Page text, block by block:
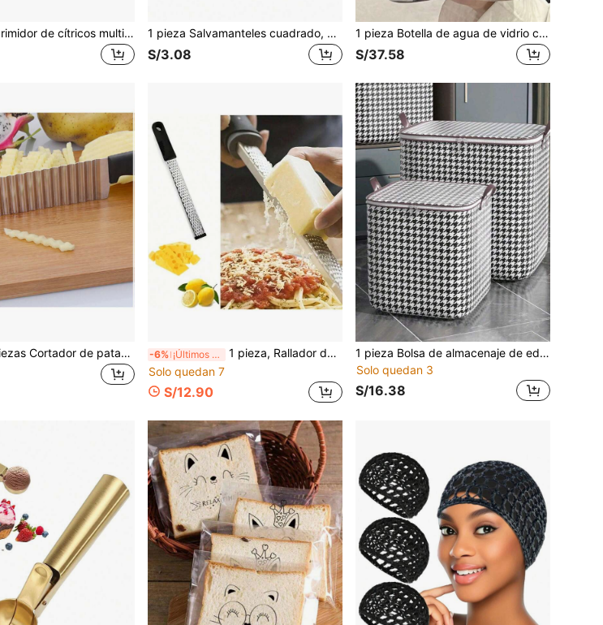
1 pieza Exprimidor de cítricos multifuncional portátil de aluminio - Exprimidor manual eficiente de limón con diseño de fácil presión, mango antideslizante, prensa de cítricos sin esfuerzo, sin necesidad de electricidad y almacenamiento de cocina ahorrando espacio - Utensilios de cocina esenciales para amantes del jugo fresco 1 pieza Salvamanteles cuadrado, Tapete de mesa de cocina resistente al calor, Posavasos, Utensilios de cocina
S/3.08
1 pieza Botella de agua de vidrio con 2 tapas, taza de café portátil para viajes, reutilizable y fácil de limpiar, rastrea el tiempo de recarga, regalo de cumpleaños perfecto, la tabla de tallas es la foto real, la caja de papel es solo para decoración.
S/37.58
1 pieza/2 piezas Cortador de patatas onduladas de acero inoxidable, cortador de patatas fritas, utensilio de cocina -6% ¡Últimos 2 días
1 pieza, Rallador de limón, Rallador de queso, Rallador de ajo multifuncional de acero inoxidable, Rallador manual de jengibre, Rallador de verduras creativo para el hogar, Accesorios de cocina, Utensilios de cocina
Solo quedan 7
S/12.90
1 pieza Bolsa de almacenaje de edredón de tela no tejida de 100/140/180L con estampado de pata de gallo moderno, impermeable y plegable para almacenamiento de ropa de dormitorio
Solo quedan 3
S/16.38